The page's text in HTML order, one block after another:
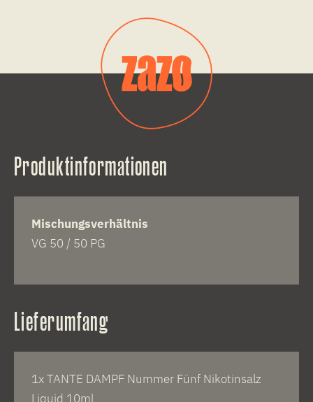
Produktinformationen
Mischungsverhältnis
VG 50 / 50 PG
Lieferumfang
1x TANTE DAMPF Nummer Fünf Nikotinsalz
Liquid 10ml